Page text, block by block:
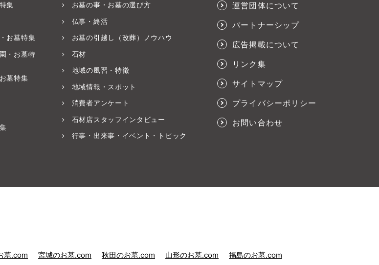
集
お墓特集
・お墓特
墓特集
お墓の事・お墓の選び方
仏事・終活
お墓の引越し（改葬）ノウハウ
石材
地域の風習・特徴
地域情報・スポット
消費者アンケート
石材店スタッフインタビュー
行事・出来事・イベント・トピック
運営団体について
パートナーシップ
広告掲載について
リンク集
サイトマップ
プライバシーポリシー
お問い合わせ
墓.com 宮城のお墓.com 秋田のお墓.com 山形のお墓.com 福島のお墓.com